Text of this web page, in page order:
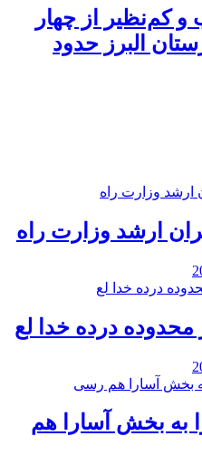
کم‌نظیر از چهار
البرز حدود
ارشد وزارت راه
درده خدا لع
به بخش آسارا هم